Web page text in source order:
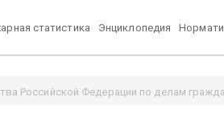
статистика Энциклопедия
Российской Федерации по делам